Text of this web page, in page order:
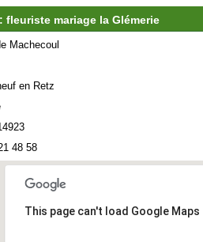
mariage la Glémerie
Machecoul
en Retz
48 58
This page can't load Google